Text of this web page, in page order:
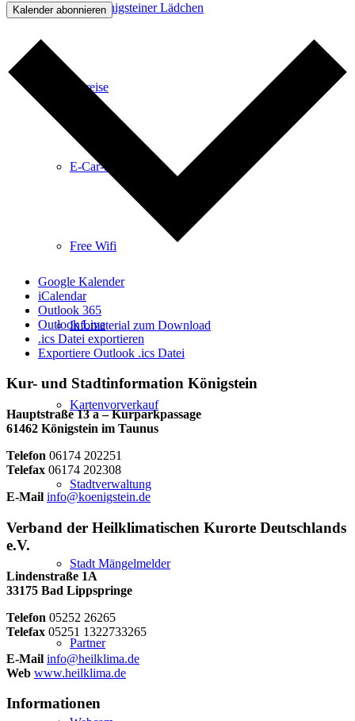
Das Königsteiner Lädchen
Anreise
E-Car-Sharing
Free Wifi
Infomaterial zum Download
Kartenvorverkauf
Stadtverwaltung
Stadt Mängelmelder
Partner
Kalender abonnieren
Google Kalender
iCalendar
Outlook 365
Outlook Live
.ics Datei exportieren
Exportiere Outlook .ics Datei
Kur- und Stadtinformation Königstein
Hauptstraße 13 a – Kurparkpassage
61462 Königstein im Taunus
Telefon 06174 202251
Telefax 06174 202308
E-Mail info@koenigstein.de
Verband der Heilklimatischen Kurorte Deutschlands
e.V.
Lindenstraße 1A
33175 Bad Lippspringe
Telefon 05252 26265
Telefax 05251 1322733265
E-Mail info@heilklima.de
Web www.heilklima.de
Informationen